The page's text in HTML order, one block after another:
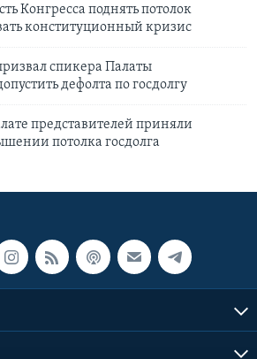
Конгресса поднять потолок
конституционный кризис
спикера Палаты
дефолта по госдолгу
представителей приняли
потолка госдолга